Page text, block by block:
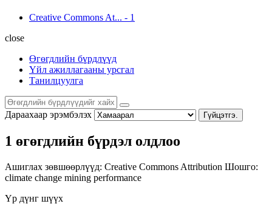
Creative Commons At... - 1
close
Өгөгдлийн бүрдлүүд
Үйл ажиллагааны урсгал
Танилцуулга
Дараахаар эрэмбэлэх Гүйцэтгэ.
1 өгөгдлийн бүрдэл олдлоо
Ашиглах зөвшөөрлүүд: Creative Commons Attribution Шошго:
climate change mining performance
Үр дүнг шүүх